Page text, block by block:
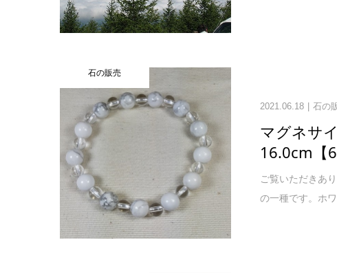
石の販売
2021.06.18 石の
マグネサ
16.0cm【
ご覧いただきあ
の一種です。ホ